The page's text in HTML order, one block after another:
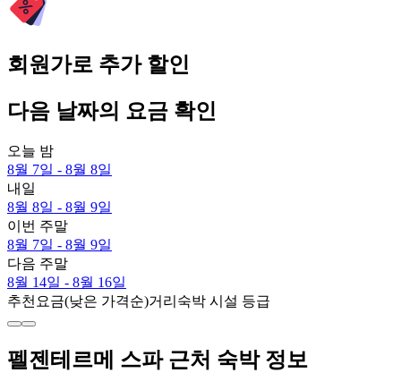
회원가로 추가 할인
다음 날짜의 요금 확인
오늘 밤
8월 7일 - 8월 8일
내일
8월 8일 - 8월 9일
이번 주말
8월 7일 - 8월 9일
다음 주말
8월 14일 - 8월 16일
추천요금(낮은 가격순)거리 숙박 시설 등급
펠젠테르메 스파 근처 숙박 정보